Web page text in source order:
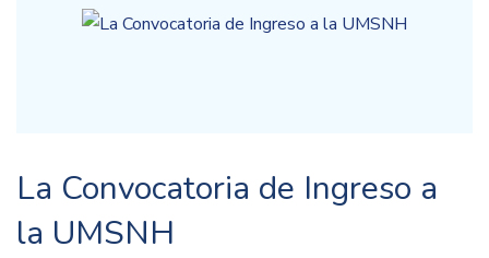
La Convocatoria de Ingreso a
la UMSNH